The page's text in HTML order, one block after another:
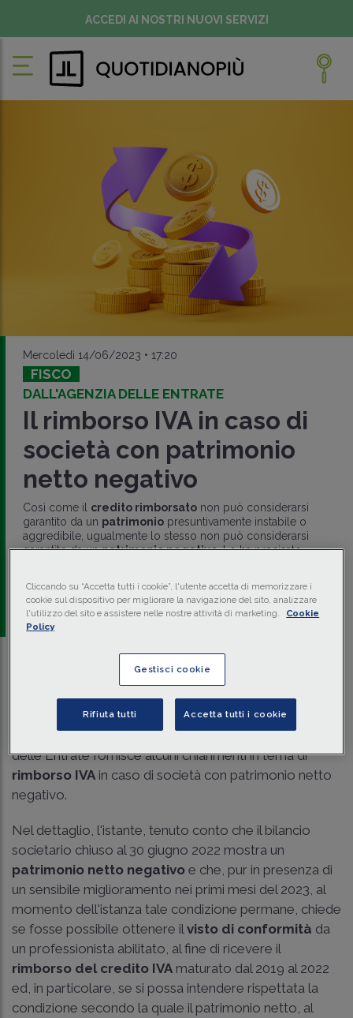
ACCEDI AI NOSTRI NUOVI SERVIZI
Mercoledì 14/06/2023 • 17:20
FISCO
DALL'AGENZIA DELLE ENTRATE
Il rimborso IVA in caso di
società con patrimonio
netto negativo
Così come il credito rimborsatonon può considerarsi
garantito da un patrimoniopresuntivamente instabile o
aggredibile, ugualmente lo stesso non può considerarsi
garantito da unpatrimonio negativo. Lo ha precisato
a cura diredazione Memento
Ascolta la news
Tempo di lettura6 min.
rispostadel 14 giugno 2023 n. 347, l'Agenzia
delle Entrate fornisce alcuni chiarimenti in tema di
rimborso IVA in caso di società con patrimonio netto
negativo.
Nel dettaglio, l'istante, tenuto conto che il bilancio
societario chiuso al 30 giugno 2022 mostra un
patrimonio netto negativo e che, pur in presenza di
un sensibile miglioramento nei primi mesi del 2023, al
momento dell'istanza tale condizione permane, chiede
se fosse possibile ottenere il visto di conformità da
un professionista abilitato, al fine di ricevere il
rimborso del credito IVA maturato dal 2019 al 2022
ed, in particolare, se si possa intendere rispettata la
condizione secondo la quale il patrimonio netto, al
Cliccando su “Accetta tutti i cookie”, l'utente accetta di memorizzare i
cookie sul dispositivo per migliorare la navigazione del sito, analizzare
l'utilizzo del sito e assistere nelle nostre attività di marketing.
Cookie
Policy
Gestisci cookie
Rifiuta tutti Accetta tutti i cookie